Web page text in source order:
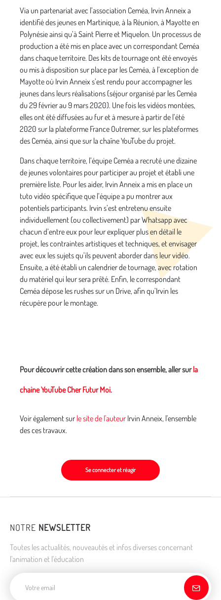
Via un partenariat avec l’association Ceméa, Irvin Anneix a
identifié des jeunes en Martinique, à la Réunion, à Mayotte en
Polynésie ainsi qu’à Saint Pierre et Miquelon. Un processus de
production a été mis en place avec un correspondant Ceméa
dans chaque territoire. Des kits de tournage ont été envoyés
ou mis à disposition sur place par les Ceméa, à l’exception de
Mayotte où Irvin Anneix s’est rendu pour accompagner les
jeunes dans leurs réalisations (séjour organisé par les Ceméa
du 29 février au 9 mars 2020). Une fois les vidéos montées,
elles ont été diffusées au fur et à mesure à partir de l’été
2020 sur la plateforme France Outremer, sur les plateformes
des Ceméa, ainsi que sur la chaîne YouTube du projet.
Dans chaque territoire, l’équipe Ceméa a recruté une dizaine
de jeunes volontaires pour participer au projet et établi une
première liste. Pour les aider, Irvin Anneix a mis en place un
tuto vidéo spécifique que l’équipe a pu montrer aux
potentiels participants. Irvin s’est entretenu ensuite
individuellement (ou collectivement) par Whatsapp avec
chacun d’entre eux pour leur expliquer plus en détail le
projet, les contraintes artistiques et techniques, et envisager
avec eux les sujets qu’ils peuvent aborder dans leur vidéo.
Ensuite, a été établi un calendrier de tournage, avec rotation
du matériel qui leur sera prêté. Enfin, le correspondant
Ceméa dépose les rushes sur un Drive, afin qu’Irvin les
récupère pour le montage.
Pour découvrir cette création dans son ensemble, aller surla
chaine YouTube Cher Futur Moi.
Voir également sur le site de l'auteur Irvin Anneix, l'ensemble
des ces travaux.
Se connecter et réagir
NOTRE NEWSLETTER
Toutes les actualités, nouveautés et infos diverses concernant
l'animation et l'éducation